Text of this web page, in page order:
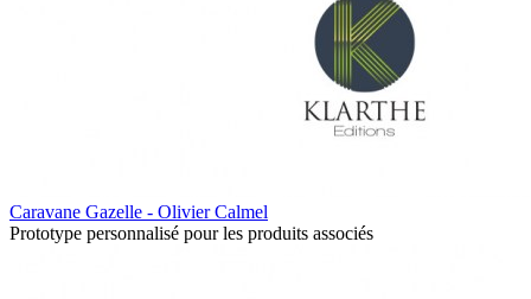
Caravane Gazelle - Olivier Calmel
Prototype personnalisé pour les produits associés